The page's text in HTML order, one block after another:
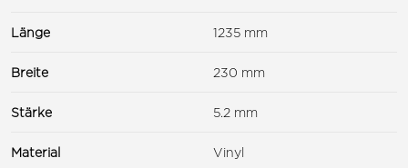
Länge 1235 mm
Breite 230 mm
Stärke 5.2 mm
Material Vinyl